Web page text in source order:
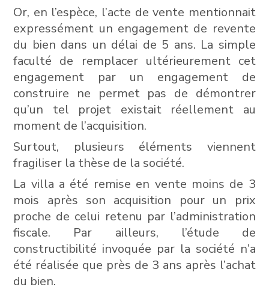
Or, en l’espèce, l’acte de vente mentionnait
expressément un engagement de revente
du bien dans un délai de 5 ans. La simple
faculté de remplacer ultérieurement cet
engagement par un engagement de
construire ne permet pas de démontrer
qu’un tel projet existait réellement au
moment de l’acquisition.
Surtout, plusieurs éléments viennent
fragiliser la thèse de la société.
La villa a été remise en vente moins de 3
mois après son acquisition pour un prix
proche de celui retenu par l’administration
fiscale. Par ailleurs, l’étude de
constructibilité invoquée par la société n’a
été réalisée que près de 3 ans après l’achat
du bien.